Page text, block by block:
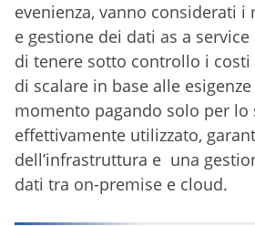
evenienza, vanno considerati
e gestione dei dati as a
di tenere sotto controllo i costi
di scalare in base alle
momento pagando solo per lo
effettivamente utilizzato,
dell’infrastruttura e una
dati tra on-premise e cloud.